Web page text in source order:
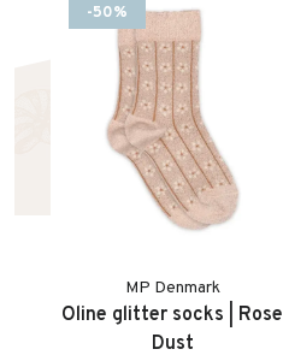
-50%
MP Denmark
Oline glitter socks | Rose
Dust